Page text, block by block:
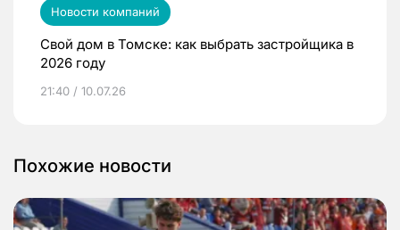
Новости компаний
Свой дом в Томске: как выбрать застройщика в
2026 году
21:40 / 10.07.26
Похожие новости